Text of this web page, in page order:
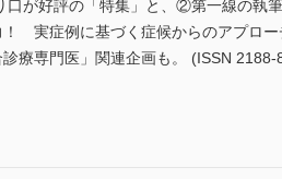
が好評の「特集」と、②第一線の執
実症例に基づく症候からのアプロ
療専門医」関連企画も。 (ISSN 2188-